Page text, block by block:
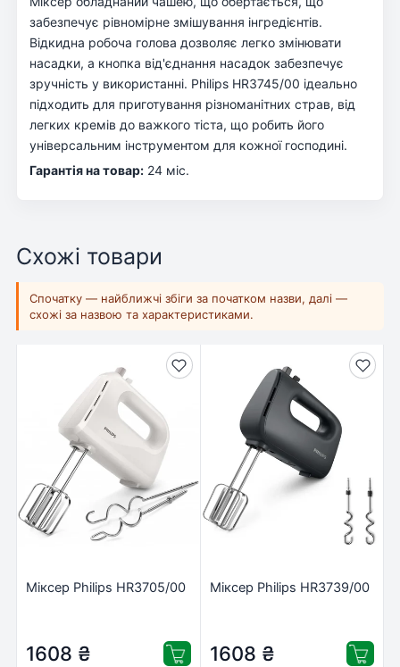
забезпечує рівномірне змішування інгредієнтів.
Відкидна робоча голова дозволяє легко змінювати
насадки, а кнопка від'єднання насадок забезпечує
зручність у використанні. Philips HR3745/00 ідеально
підходить для приготування різноманітних страв, від
легких кремів до важкого тіста, що робить його
універсальним інструментом для кожної господині.
Гарантія на товар: 24 міс.
Схожі товари
Спочатку — найближчі збіги за початком назви, далі —
схожі за назвою та характеристиками.
Міксер Philips HR3705/00
1608 ₴
Міксер Philips HR3739/00
1608 ₴